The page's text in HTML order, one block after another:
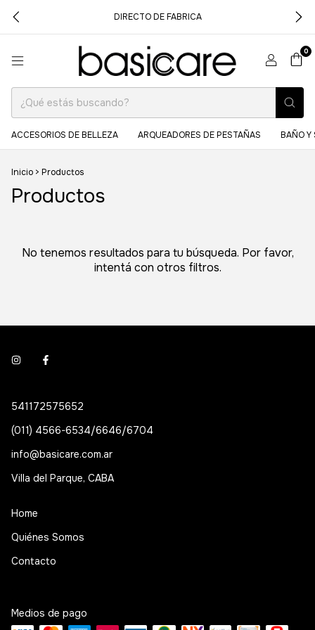
DIRECTO DE FABRICA
0
ACCESORIOS DE BELLEZA ARQUEADORES DE PESTAÑAS BAÑO Y
Inicio > Productos
Productos
No tenemos resultados para tu búsqueda. Por favor,
intentá con otros filtros.
541172575652
(011) 4566-6534/6646/6704
info@basicare.com.ar
Villa del Parque, CABA
Home
Quiénes Somos
Contacto
Medios de pago